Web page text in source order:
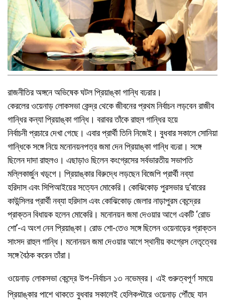
রাজনীতির অঙ্গনে অভিষেক ঘটল প্রিয়াঙ্কা গান্ধি বঢরার।
কেরলের ওয়েনাড় লোকসভা কেন্দ্র থেকে জীবনের প্রথম নির্বাচন লড়বেন রাজীব
গান্ধির কন্যা প্রিয়াঙ্কা গান্ধি। বরাবর তাঁকে রাহুল গান্ধির হয়ে
নির্বাচনী প্রচারে দেখা গেছে। এবার প্রার্থী তিনি নিজেই। বুধবার সকালে সোনিয়া
গান্ধিকে সঙ্গে নিয়ে মনোনয়নপত্র জমা দেন প্রিয়াঙ্কা গান্ধি বঢরা। সঙ্গে
ছিলেন দাদা রাহুলও। এছাড়াও ছিলেন কংগ্রেসের সর্বভারতীয় সভাপতি
মল্লিকার্জুন খড়্গে। প্রিয়াঙ্কার বিরুদ্ধে লড়ছেন বিজেপি প্রার্থী নব্যা
হরিদাস এবং সিপিআইয়ের সত্যেন মোকেরি। কোঝিকোড় পুরসভার দু’বারের
কাউন্সিলর প্রার্থী নব্যা হরিদাস এবং কোঝিকোড় জেলার নাড়াপুরম কেন্দ্রের
প্রাক্তন বিধায়ক হলেন মোকেরি। মনোনয়ন জমা দেওয়ার আগে একটি ‘রোড
শো’-এ অংশ নেন প্রিয়াঙ্কা। রোড শো-তেও সঙ্গে ছিলেন ওয়েনাড়ের প্রাক্তন
সাংসদ রাহুল গান্ধি। মনোনয়ন জমা দেওয়ার আগে স্থানীয় কংগ্রেস নেতৃত্বের
সঙ্গে বৈঠক করেন তাঁরা।
ওয়েনাড় লোকসভা কেন্দ্রে উপ-নির্বাচন ১৩ নভেম্বর। এই গুরুত্বপূর্ণ সময়ে
প্রিয়াঙ্কার পাশে থাকতে বুধবার সকালেই হেলিকপ্টারে ওয়েনাড় পৌঁছে যান